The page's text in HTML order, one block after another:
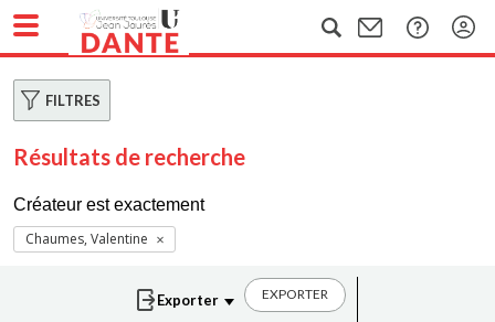
FILTRES
Résultats de recherche
Créateur est exactement
Chaumes, Valentine
EXPORTER